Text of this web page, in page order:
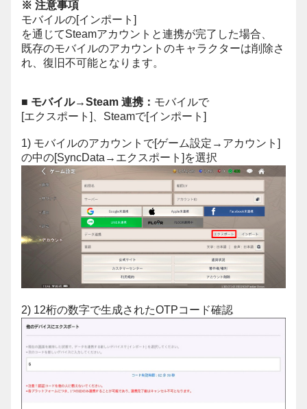
※ 注意事項
モバイルの[インポート]
を通じてSteamアカウントと連携が完了した場合、
既存のモバイルのアカウントのキャラクターは削除さ
れ、復旧不可能となります。
■ モバイル→Steam 連携： モバイルで
[エクスポート]、Steamで[インポート]
1) モバイルのアカウントで[ゲーム設定→アカウント]
の中の[SyncData→エクスポート]を選択
2) 12桁の数字で生成されたOTPコード確認